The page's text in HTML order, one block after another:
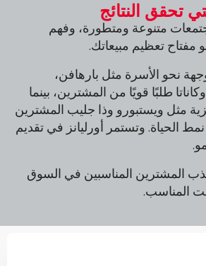
تحقق النتائج
متنوعة ومتطورة، وفهم
مفتاح تعظيم مبيعاتك.
نحو الأسرة مثل بارهافن،
طلبًا قويًا من المشترين، بينما
مثل ويستبورو وذا جليب المشترين
الحياة. وتستمر أورليانز في تقديم
المشترين المناسبين في السوق
المناسب.